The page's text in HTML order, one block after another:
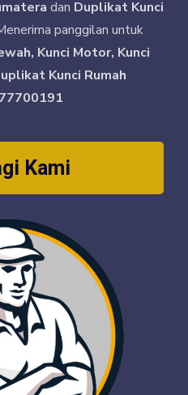
dan Duplikat Kunci
panggilan untuk
Kunci Motor, Kunci
uplikat Kunci Rumah
Kami